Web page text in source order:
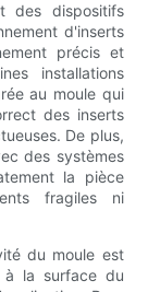
des dispositifs
d'inserts
précis et
installations
au moule qui
des inserts
De plus,
des systèmes
la pièce
fragiles ni
du moule est
à la surface du